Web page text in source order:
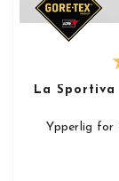
La Sportiva
Ypperlig for